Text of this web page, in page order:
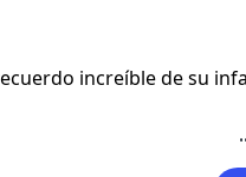
extra.
increíble de su
unas fantásticas